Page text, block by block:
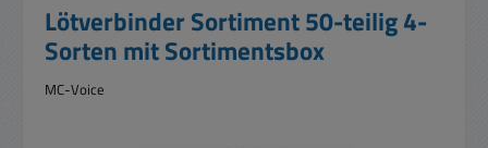
Lötverbinder Sortiment 50-teilig 4-
Sorten mit Sortimentsbox
MC-Voice